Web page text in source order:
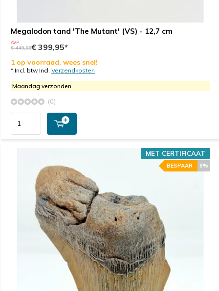
Megalodon tand 'The Mutant' (VS) - 12,7 cm
AVP
€ 449,95€ 399,95*
1 op voorraad, wees snel!
* Incl. btw Incl. Verzendkosten
Maandag verzonden
(0)
MET CERTIFICAAT
8%
BESPAAR